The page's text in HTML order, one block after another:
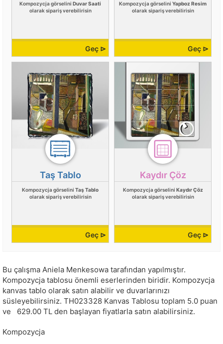
Kompozycja görselini Duvar Saati
olarak sipariş verebilirisin
Geç ⊳
Kompozycja görselini Yapboz Resim
olarak sipariş verebilirisin
Geç ⊳
Taş Tablo
Kompozycja görselini Taş Tablo
olarak sipariş verebilirisin
Geç ⊳
Kaydır Çöz
Kompozycja görselini Kaydır Çöz
olarak sipariş verebilirisin
Geç ⊳
Bu çalışma Aniela Menkesowa tarafından yapılmıştır.
Kompozycja tablosu önemli eserlerinden biridir. Kompozycja
kanvas tablo olarak satın alabilir ve duvarlarınızı
süsleyebilirsiniz. TH023328 Kanvas Tablosu toplam 5.0 puan
ve
629.00 TL den başlayan fiyatlarla satın alabilirsiniz.
Kompozycja